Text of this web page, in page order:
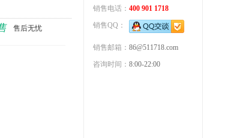
售后无忧
销售电话： 400 901 1718
销售QQ：
销售邮箱： 86@511718.com
咨询时间： 8:00-22:00